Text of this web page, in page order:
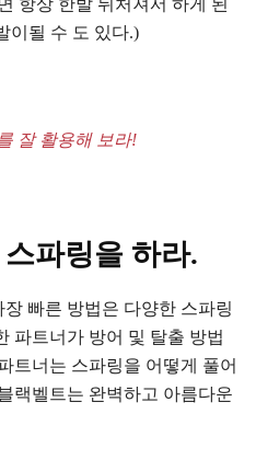
항상 한발 뒤처져서 하게 된
이될 수 도 있다.)
잘 활용해 보라!
파링을 하라.
빠른 방법은 다양한 스파링
파트너가 방어 및 탈출 방법
트너는 스파링을 어떻게 풀어
랙벨트는 완벽하고 아름다운